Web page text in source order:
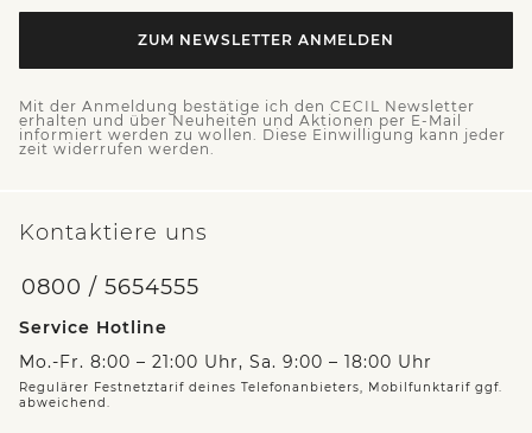
ZUM NEWSLETTER ANMELDEN
Mit der Anmeldung bestätige ich den CECIL Newsletter
erhalten und über Neuheiten und Aktionen per E-Mail
informiert werden zu wollen. Diese Einwilligung kann jeder
zeit widerrufen werden.
Kontaktiere uns
0800 / 5654555
Service Hotline
Mo.-Fr. 8:00 – 21:00 Uhr, Sa. 9:00 – 18:00 Uhr
Regulärer Festnetztarif deines Telefonanbieters, Mobilfunktarif ggf.
abweichend.